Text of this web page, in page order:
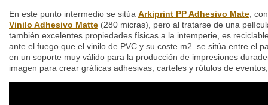
En este punto intermedio se sitúa Arkiprint PP Adhesivo Mate,
Vinilo Adhesivo Matte (280 micras), pero al tratarse de una
también excelentes propiedades físicas a la intemperie, es
ante el fuego que el vinilo de PVC y su coste m2 se sitúa entre el
en un soporte muy válido para la producción de impresiones
imagen para crear gráficas adhesivas, carteles y rótulos de